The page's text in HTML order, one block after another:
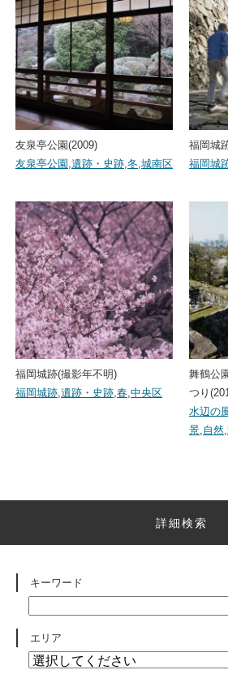
友泉亭公園(2009)
友泉亭公園 ,遺跡・史跡,冬,城南区
福岡城
福岡城
福岡城跡(撮影年不明)
福岡城跡,遺跡・史跡,春,中央区
舞鶴公
つり
水辺の
景,自然,
詳細検索
キーワード
エリア